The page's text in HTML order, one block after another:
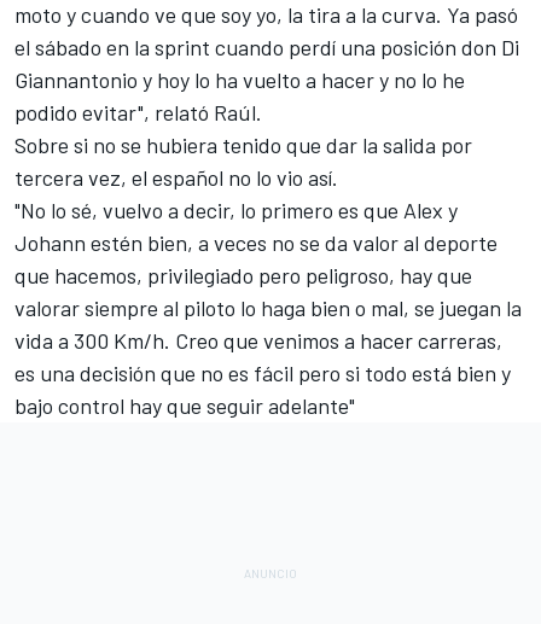
moto y cuando ve que soy yo, la tira a la curva. Ya pasó
el sábado en la sprint cuando perdí una posición don Di
Giannantonio y hoy lo ha vuelto a hacer y no lo he
podido evitar", relató Raúl.
Sobre si no se hubiera tenido que dar la salida por
tercera vez, el español no lo vio así.
"No lo sé, vuelvo a decir, lo primero es que Alex y
Johann estén bien, a veces no se da valor al deporte
que hacemos, privilegiado pero peligroso, hay que
valorar siempre al piloto lo haga bien o mal, se juegan la
vida a 300 Km/h. Creo que venimos a hacer carreras,
es una decisión que no es fácil pero si todo está bien y
bajo control hay que seguir adelante"